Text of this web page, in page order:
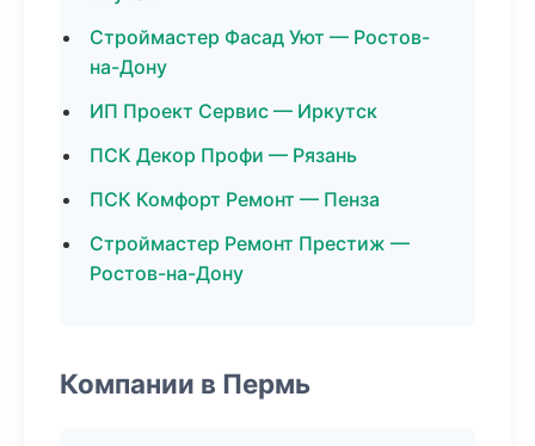
Строймастер Фасад Уют — Ростов-
на-Дону
ИП Проект Сервис — Иркутск
ПСК Декор Профи — Рязань
ПСК Комфорт Ремонт — Пенза
Строймастер Ремонт Престиж —
Ростов-на-Дону
Компании в Пермь